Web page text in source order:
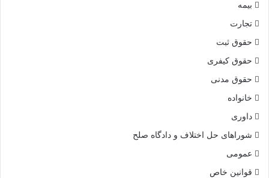
بیمه
تجارت
حقوق ثبت
حقوق کیفری
حقوق مدنی
خانواده
داوری
شوراهای حل اختلاف و دادگاه صلح
عمومی
قوانین خاص